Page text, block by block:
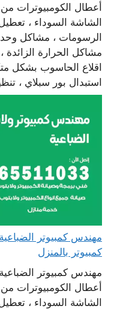
أعطال الكومبيوترات
الشاشة السوداء ،
الرسومات ، مشاكل
مشاكل الحرارة الزائدة
اقلاع الحاسوب بشكل
استبدال بور سبلاي ،
كمبيوتر بالمنزل
مهندس كمبيوتر
أعطال الكومبيوترات
الشاشة السوداء ،